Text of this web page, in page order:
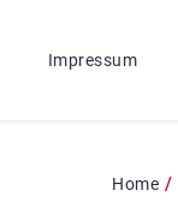
Impressum
Home /